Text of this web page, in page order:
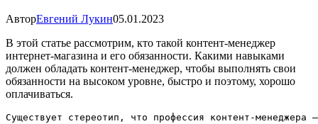
АвторЕвгений Лукин05.01.2023
В этой статье рассмотрим, кто такой контент-менеджер
интернет-магазина и его обязанности. Какими навыками
должен обладать контент-менеджер, чтобы выполнять свои
обязанности на высоком уровне, быстро и поэтому, хорошо
оплачиваться.
Существует стереотип, что профессия контент-